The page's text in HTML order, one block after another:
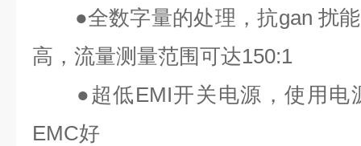
●全数字量的处理，抗gan 扰能
高，流量测量范围可达150:1
●超低EMI开关电源，使用电
EMC好